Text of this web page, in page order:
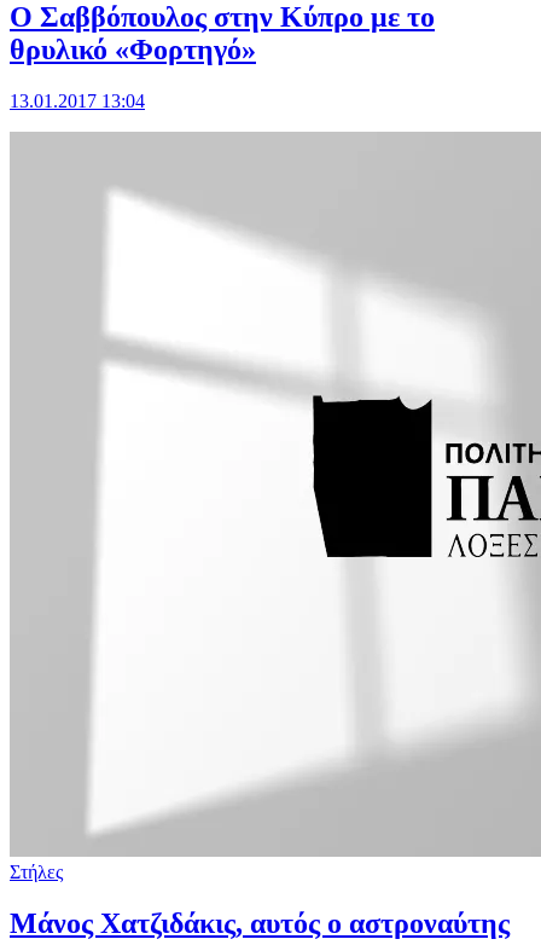
Ο Σαββόπουλος στην Κύπρο με το
θρυλικό «Φορτηγό»
13.01.2017 13:04
Στήλες
Μάνος Χατζιδάκις, αυτός ο αστροναύτης